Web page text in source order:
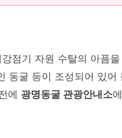
점기 자원 수탈의 아픔
동굴 등이 조성되어 있어
에 광명동굴 관광안내소